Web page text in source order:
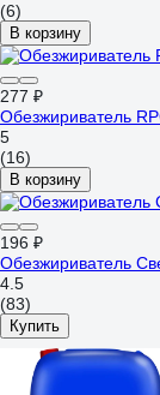
(6)
В корзину
277 ₽
Обезжириватель
5
(16)
В корзину
196 ₽
Обезжириватель
4.5
(83)
Купить